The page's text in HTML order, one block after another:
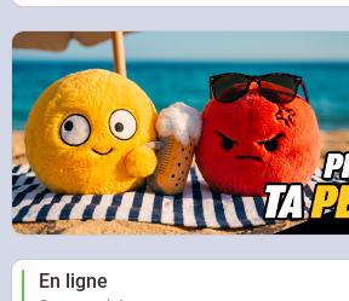
En ligne